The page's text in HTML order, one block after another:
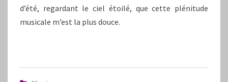
d’été, regardant le ciel étoilé, que cette plénitude
musicale m’est la plus douce.